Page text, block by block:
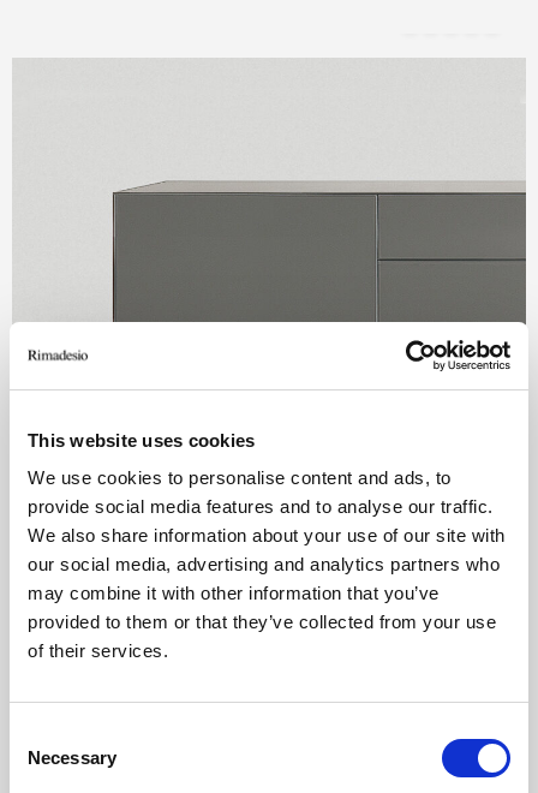
This website uses cookies
We use cookies to personalise content and ads, to
provide social media features and to analyse our traffic.
We also share information about your use of our site with
our social media, advertising and analytics partners who
may combine it with other information that you’ve
provided to them or that they’ve collected from your use
of their services.
Selection
Necessary